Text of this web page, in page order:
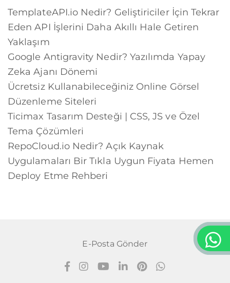
TemplateAPI.io Nedir? Geliştiriciler İçin Tekrar
Eden API İşlerini Daha Akıllı Hale Getiren
Yaklaşım
Google Antigravity Nedir? Yazılımda Yapay
Zeka Ajanı Dönemi
Ücretsiz Kullanabileceğiniz Online Görsel
Düzenleme Siteleri
Ticimax Tasarım Desteği | CSS, JS ve Özel
Tema Çözümleri
RepoCloud.io Nedir? Açık Kaynak
Uygulamaları Bir Tıkla Uygun Fiyata Hemen
Deploy Etme Rehberi
E-Posta Gönder